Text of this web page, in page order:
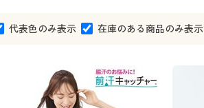
代表色のみ表示 在庫のある商品のみ表示